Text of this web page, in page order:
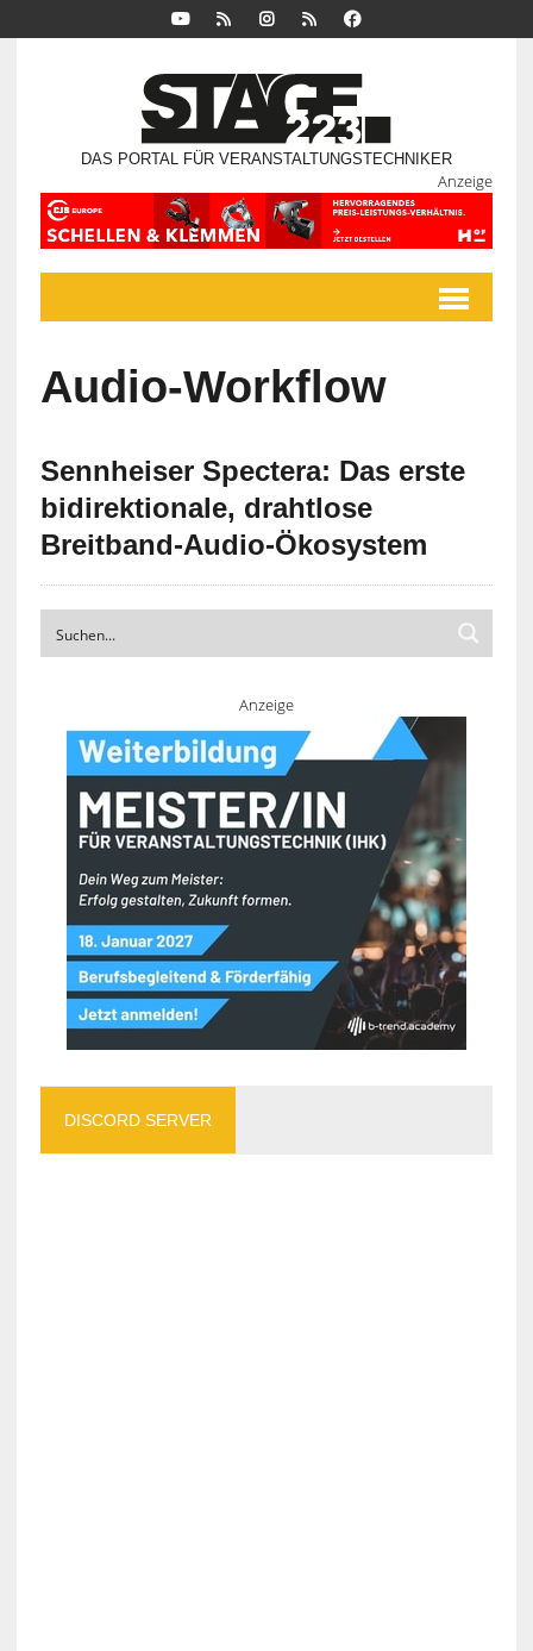
DAS PORTAL FÜR VERANSTALTUNGSTECHNIKER
Anzeige
Audio-Workflow
Sennheiser Spectera: Das erste
bidirektionale, drahtlose
Breitband-Audio-Ökosystem
Anzeige
DISCORD SERVER